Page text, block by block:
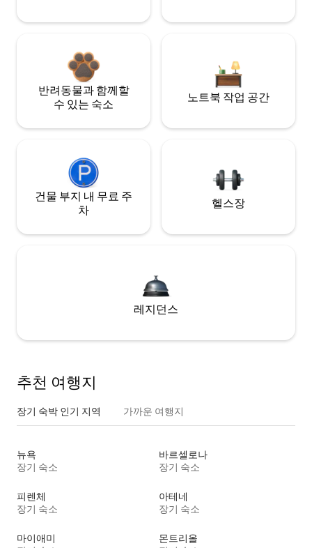
반려동물과 함께할
수 있는 숙소
노트북 작업 공간
건물 부지 내 무료 주
차
헬스장
레지던스
추천 여행지
장기 숙박 인기 지역 가까운 여행지
뉴욕
장기 숙소
바르셀로나
장기 숙소
피렌체
장기 숙소
아테네
장기 숙소
마이애미
몬트리올